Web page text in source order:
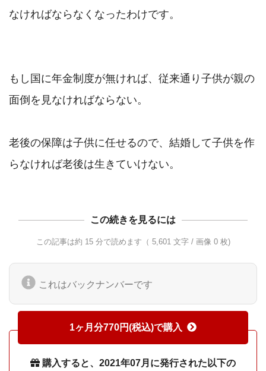
なければならなくなったわけです。
もし国に年金制度が無ければ、従来通り子供が親の
面倒を見なければならない。
老後の保障は子供に任せるので、結婚して子供を作
この続きを見るには
この記事は約 15 分で読めます（ 5,601 文字 / 画像 0 枚)
これはバックナンバーです
1ヶ月分770円(税込)で購入
購入すると、2021年07月に発行された以下の